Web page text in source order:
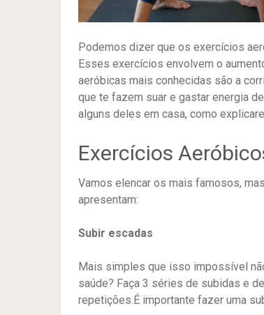
Podemos dizer que os exercícios
Esses exercícios envolvem o
aeróbicas mais conhecidas são a
que te fazem suar e gastar energia
alguns deles em casa, como
Exercícios
Vamos elencar os mais famosos,
apresentam:
Subir escadas
Mais simples que isso impossível
saúde? Faça 3 séries de subidas e
repetições.É importante fazer uma